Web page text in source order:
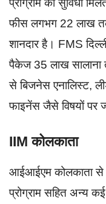
फीस लगभग 22 लाख तक
शानदार है। FMS
पैकेज 35 लाख
से बिजनेस एनालिस्ट,
फाइनेंस जैसे विषयों पर
IIM कोलकाता
आईआईएम कोलकाता से
प्रोग्राम सहित अन्य